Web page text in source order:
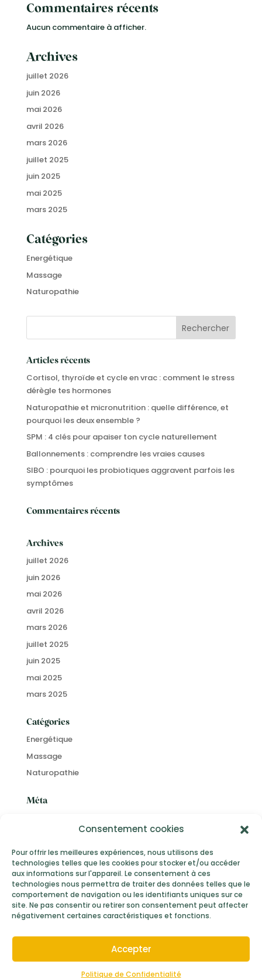
Consentement cookies
Pour offrir les meilleures expériences, nous utilisons des
technologies telles que les cookies pour stocker et/ou accéder
aux informations sur l'appareil. Le consentement à ces
technologies nous permettra de traiter des données telles que le
comportement de navigation ou les identifiants uniques sur ce
site. Ne pas consentir ou retirer son consentement peut affecter
négativement certaines caractéristiques et fonctions.
Accepter
Politique de Confidentialité
Commentaires récents
Aucun commentaire à afficher.
Archives
juillet 2026
juin 2026
mai 2026
avril 2026
mars 2026
juillet 2025
juin 2025
mai 2025
mars 2025
Catégories
Energétique
Massage
Naturopathie
Articles récents
Cortisol, thyroïde et cycle en vrac : comment le stress
dérègle tes hormones
Naturopathie et micronutrition : quelle différence, et
pourquoi les deux ensemble ?
SPM : 4 clés pour apaiser ton cycle naturellement
Ballonnements : comprendre les vraies causes
SIBO : pourquoi les probiotiques aggravent parfois les
symptômes
Commentaires récents
Archives
juillet 2026
juin 2026
mai 2026
avril 2026
mars 2026
juillet 2025
juin 2025
mai 2025
mars 2025
Catégories
Energétique
Massage
Naturopathie
Méta
Flux des publications
Flux des commentaires
Site de WordPress-FR
Mentions LégalesConditions Générales de Vente
Politique de confidentialité
lesmainsdemorgane